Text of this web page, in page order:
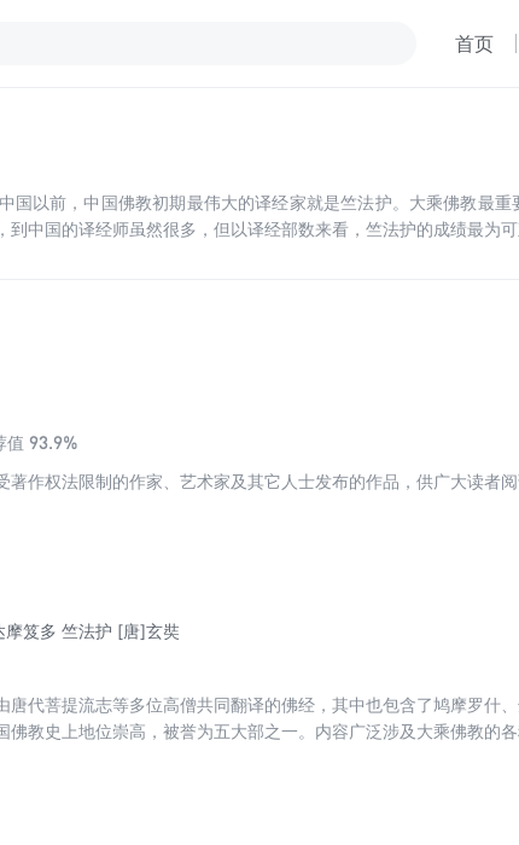
首页
国以前，中国佛教初期最伟大的译经家就是竺法护。大乘佛教最
中国的译经师虽然很多，但以译经部数来看，竺法护的成绩最为可
值 93.9%
著作权法限制的作家、艺术家及其它人士发布的作品，供广大读者阅
笈多 竺法护 [唐]玄奘
唐代菩提流志等多位高僧共同翻译的佛经，其中也包含了鸠摩罗什
佛教史上地位崇高，被誉为五大部之一。内容广泛涉及大乘佛教的